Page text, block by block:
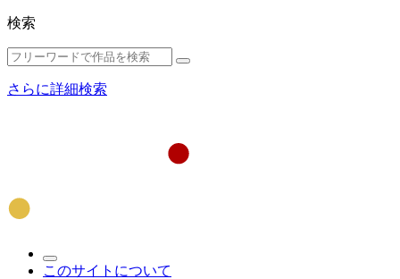
検索
さらに詳細検索
このサイトについて